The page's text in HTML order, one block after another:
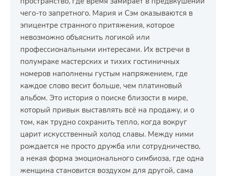
чего-то запретного. Мария и Сэм оказываются в
эпицентре странного притяжения, которое
невозможно объяснить логикой или
профессиональными интересами. Их встречи в
полумраке мастерских и тихих гостиничных
номеров наполнены густым напряжением, где
каждое слово весит больше, чем платиновый
альбом. Это история о поиске близости в мире,
который привык выставлять всё на продажу, и о
том, как трудно сохранить тепло, когда вокруг
царит искусственный холод славы. Между ними
рождается не просто дружба или сотрудничество,
а некая форма эмоционального симбиоза, где одна
женщина становится воздухом для другой, сама